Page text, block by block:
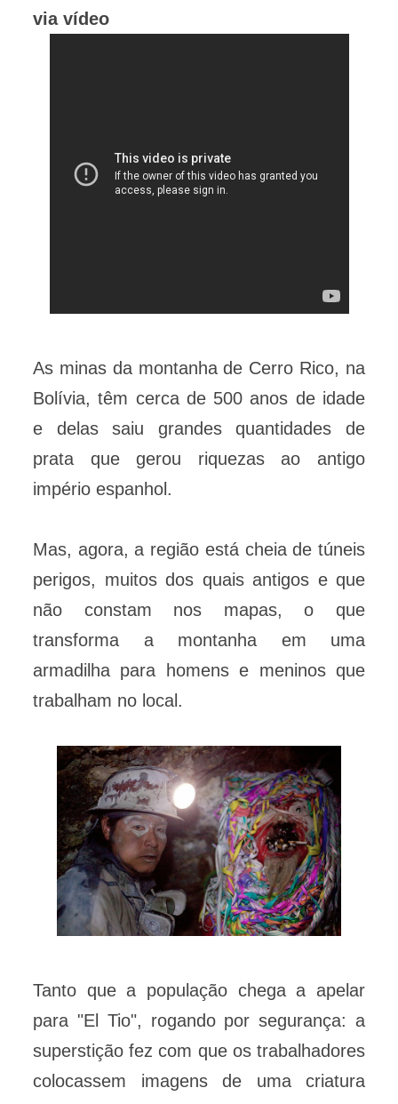
via vídeo
As minas da montanha de Cerro Rico, na
Bolívia, têm cerca de 500 anos de idade
e delas saiu grandes quantidades de
prata que gerou riquezas ao antigo
império espanhol.
Mas, agora, a região está cheia de túneis
perigos, muitos dos quais antigos e que
não constam nos mapas, o que
transforma a montanha em uma
armadilha para homens e meninos que
trabalham no local.
Tanto que a população chega a apelar
para "El Tio", rogando por segurança: a
superstição fez com que os trabalhadores
colocassem imagens de uma criatura